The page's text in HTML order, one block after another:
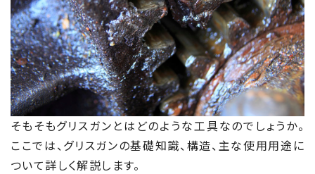
そもそもグリスガンとはどのような工具なのでしょうか。
ここでは、グリスガンの基礎知識、構造、主な使用用途に
ついて詳しく解説します。